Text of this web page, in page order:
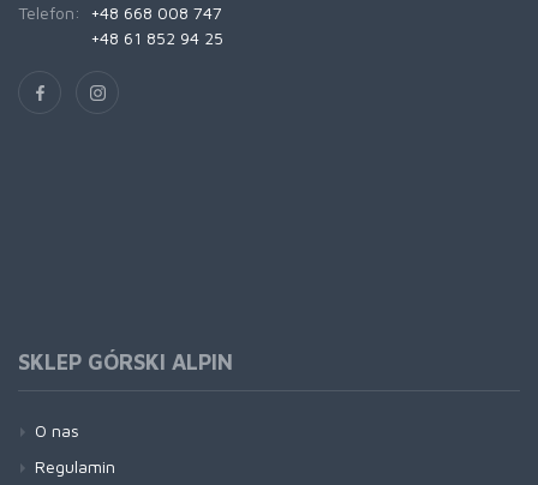
Telefon:
+48 668 008 747
+48 61 852 94 25
SKLEP GÓRSKI ALPIN
O nas
Regulamin